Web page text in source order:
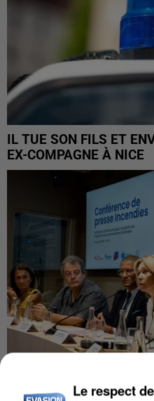
IL TUE SON FILS ET
EX-COMPAGNE À NICE
Le respect